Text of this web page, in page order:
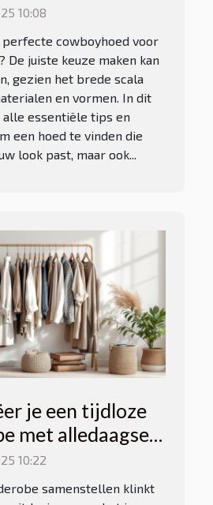
10:08
perfecte cowboyhoed voor
De juiste keuze maken kan
gezien het brede scala
en vormen. In dit
essentiële tips en
een hoed te vinden die
look past, maar ook...
je een tijdloze
met alledaagse
10:22
samenstellen klinkt